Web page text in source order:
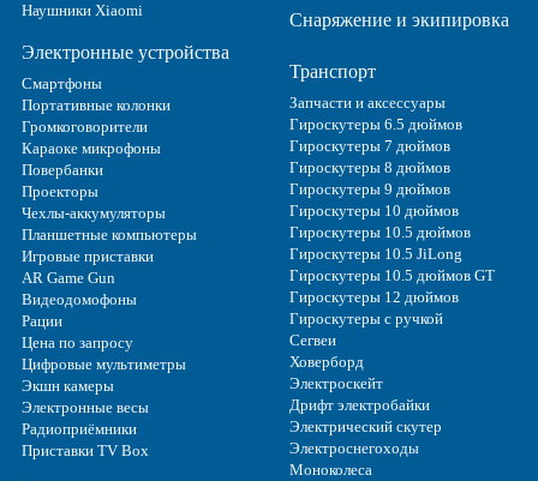
Наушники Xiaomi
Электронные устройства
Смартфоны
Портативные колонки
Громкоговорители
Караоке микрофоны
Повербанки
Проекторы
Чехлы-аккумуляторы
Планшетные компьютеры
Игровые приставки
AR Game Gun
Видеодомофоны
Рации
Цена по запросу
Цифровые мультиметры
Экшн камеры
Электронные весы
Радиоприёмники
Приставки TV Box
Снаряжение и экипировка
Транспорт
Запчасти и аксессуары
Гироскутеры 6.5 дюймов
Гироскутеры 7 дюймов
Гироскутеры 8 дюймов
Гироскутеры 9 дюймов
Гироскутеры 10 дюймов
Гироскутеры 10.5 дюймов
Гироскутеры 10.5 JiLong
Гироскутеры 10.5 дюймов GT
Гироскутеры 12 дюймов
Гироскутеры с ручкой
Сегвеи
Ховерборд
Электроскейт
Дрифт электробайки
Электрический скутер
Электроснегоходы
Моноколеса